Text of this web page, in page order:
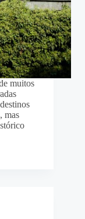
muitos
mas